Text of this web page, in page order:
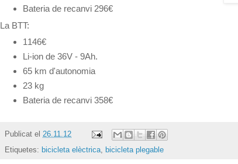
Bateria de recanvi 296€
La BTT:
1146€
Li-ion de 36V - 9Ah.
65 km d'autonomia
23 kg
Bateria de recanvi 358€
Publicat el 26.11.12
Etiquetes: bicicleta elèctrica bicicleta plegable